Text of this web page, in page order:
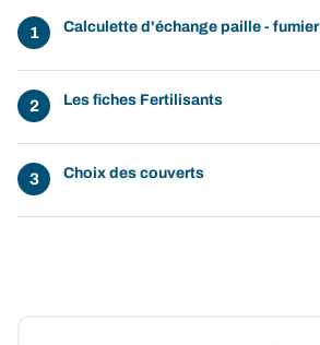
Calculette d'échange paille - fumier
Les fiches Fertilisants
Choix des couverts